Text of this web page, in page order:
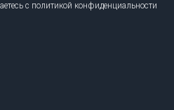
c политикой конфиденциальности